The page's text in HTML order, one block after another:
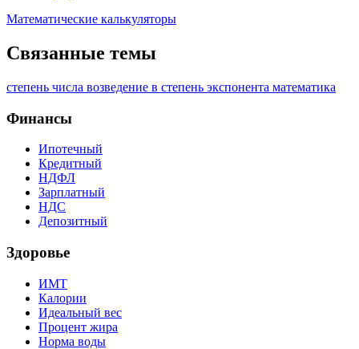
Математические калькуляторы
Связанные темы
степень числа возведение в степень экспонента математика
Финансы
Ипотечный
Кредитный
НДФЛ
Зарплатный
НДС
Депозитный
Здоровье
ИМТ
Калории
Идеальный вес
Процент жира
Норма воды